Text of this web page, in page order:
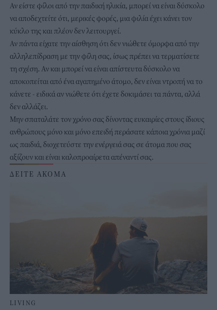
Αν είστε φίλοι από την παιδική ηλικία, μπορεί να είναι δύσκολο
να αποδεχτείτε ότι, μερικές φορές, μια φιλία έχει κάνει τον
κύκλο της και πλέον δεν λειτουργεί.
Αν πάντα είχατε την αίσθηση ότι δεν νιώθετε όμορφα από την
αλληλεπίδραση με την φίλη σας, ίσως πρέπει να τερματίσετε
τη σχέση. Αν και μπορεί να είναι απίστευτα δύσκολο να
αποκοπείται από ένα αγαπημένο άτομο, δεν είναι ντροπή να το
κάνετε - ειδικά αν νιώθετε ότι έχετε δοκιμάσει τα πάντα, αλλά
δεν αλλάζει.
Μην σπαταλάτε τον χρόνο σας δίνοντας ευκαιρίες στους ίδιους
ανθρώπους μόνο και μόνο επειδή περάσατε κάποια χρόνια μαζί
ως παιδιά, διοχετεύστε την ενέργειά σας σε άτομα που σας
αξίζουν και είναι καλοπροαίρετα απέναντί σας.
ΔΕΙΤΕ ΑΚΟΜΑ
LIVING